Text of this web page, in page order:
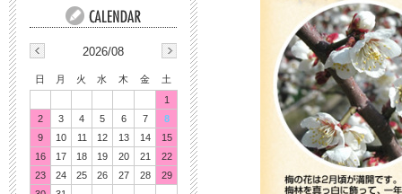
2026/08
日 月 火 水 木 金
土
1
2
3 4 5 6 7
8
9
10 11 12 13 14
15
16
17 18 19 20 21
22
23
24 25 26 27 28
29